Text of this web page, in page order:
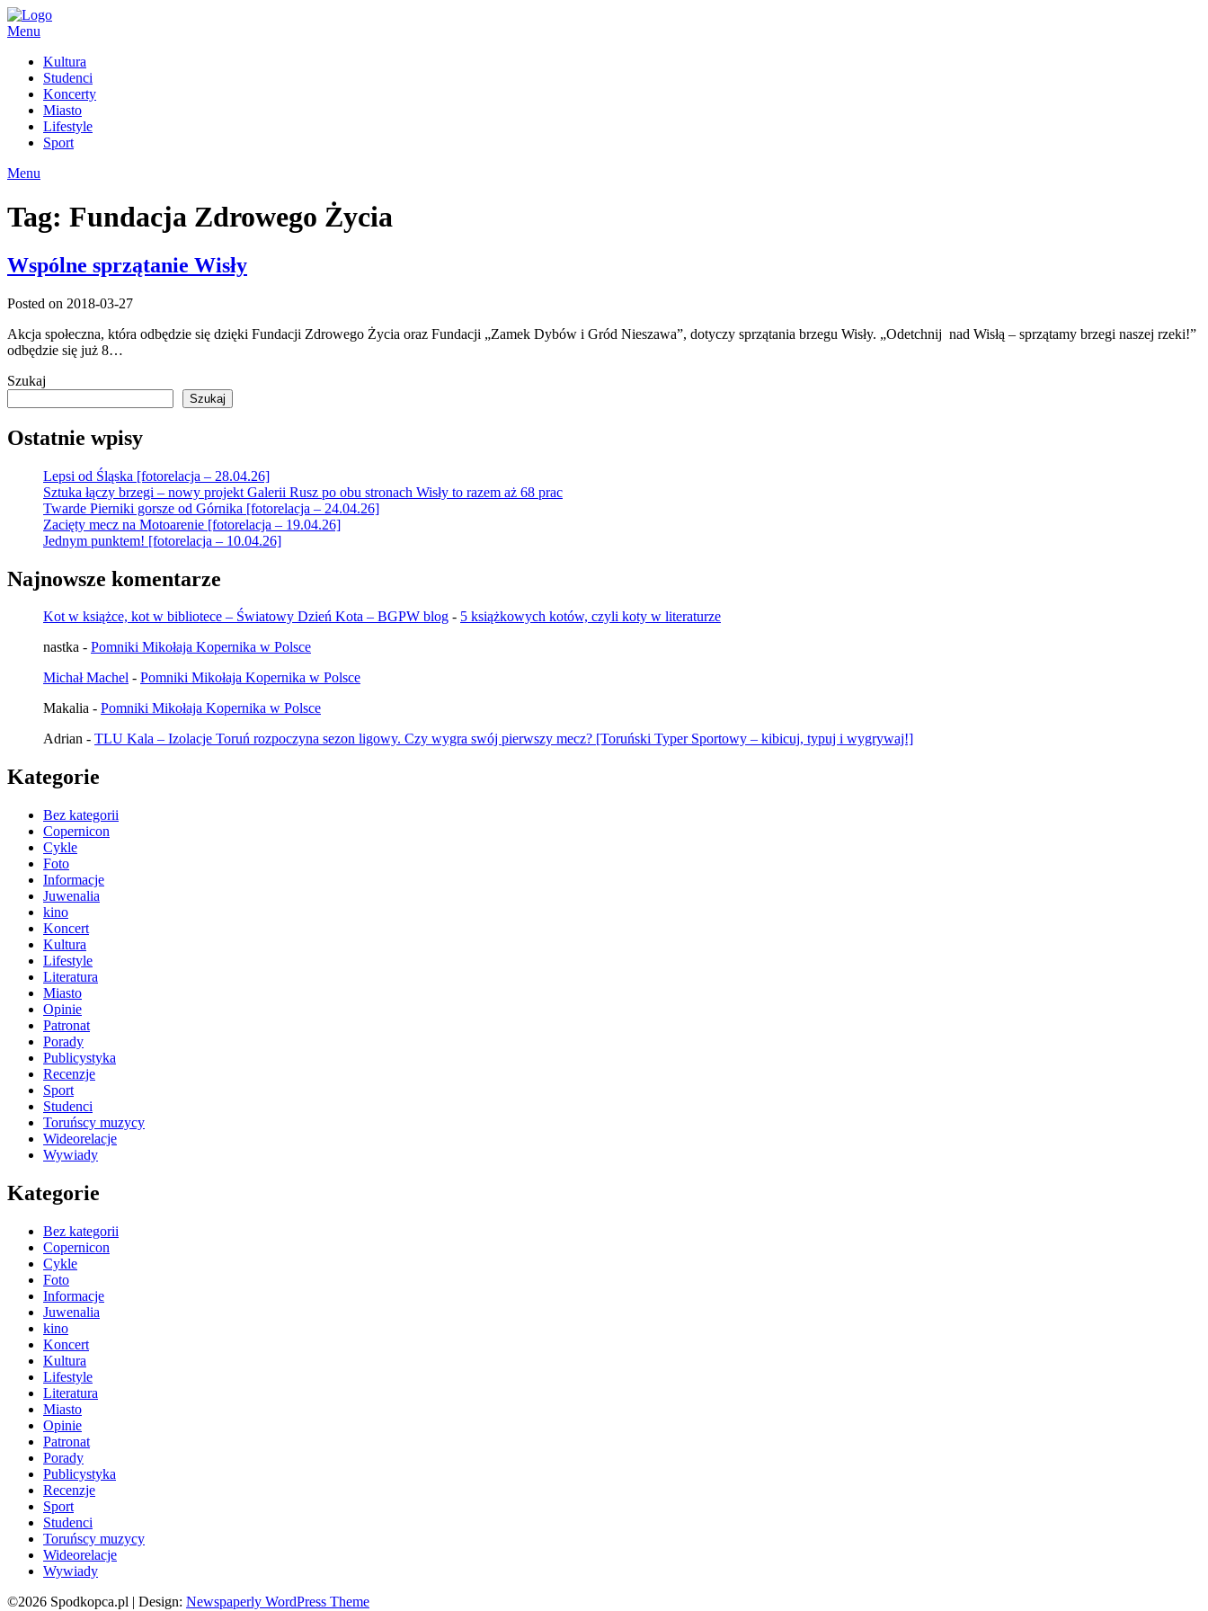
Skip
to
Menu
Kultura
Studenci
Koncerty
Miasto
Lifestyle
Sport
Menu
Tag: Fundacja Zdrowego Życia
Wspólne sprzątanie Wisły
Posted on 2018-03-27
Akcja społeczna, która odbędzie się dzięki Fundacji Zdrowego Życia oraz Fundacji „Zamek Dybów i Gród Nieszawa”, dotyczy sprzątania brzegu Wisły. „Odetchnij nad Wisłą – sprzątamy brzegi naszej rzeki!”
odbędzie się już 8…
Szukaj
Szukaj
Ostatnie wpisy
Lepsi od Śląska [fotorelacja – 28.04.26]
Sztuka łączy brzegi – nowy projekt Galerii Rusz po obu stronach Wisły to razem aż 68 prac
Twarde Pierniki gorsze od Górnika [fotorelacja – 24.04.26]
Zacięty mecz na Motoarenie [fotorelacja – 19.04.26]
Jednym punktem! [fotorelacja – 10.04.26]
Najnowsze komentarze
Kot w książce, kot w bibliotece – Światowy Dzień Kota – BGPW blog - 5 książkowych kotów, czyli koty w literaturze
nastka - Pomniki Mikołaja Kopernika w Polsce
Michał Machel - Pomniki Mikołaja Kopernika w Polsce
Makalia - Pomniki Mikołaja Kopernika w Polsce
Adrian - TLU Kala – Izolacje Toruń rozpoczyna sezon ligowy. Czy wygra swój pierwszy mecz? [Toruński Typer Sportowy – kibicuj, typuj i wygrywaj!]
Kategorie
Bez kategorii
Copernicon
Cykle
Foto
Informacje
Juwenalia
kino
Koncert
Kultura
Lifestyle
Literatura
Miasto
Opinie
Patronat
Porady
Publicystyka
Recenzje
Sport
Studenci
Toruńscy muzycy
Wideorelacje
Wywiady
Kategorie
Bez kategorii
Copernicon
Cykle
Foto
Informacje
Juwenalia
kino
Koncert
Kultura
Lifestyle
Literatura
Miasto
Opinie
Patronat
Porady
Publicystyka
Recenzje
Sport
Studenci
Toruńscy muzycy
Wideorelacje
Wywiady
©2026 Spodkopca.pl | Design: Newspaperly WordPress Theme